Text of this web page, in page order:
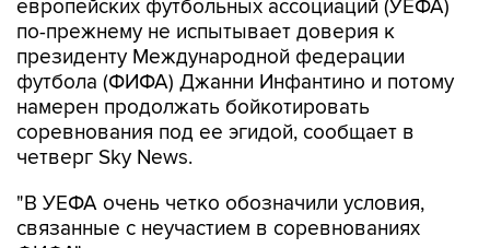
президенту Международной федерации
футбола (ФИФА) Джанни Инфантино и потому
намерен продолжать бойкотировать
соревнования под ее эгидой, сообщает в
четверг Sky News.
"В УЕФА очень четко обозначили условия,
ФИФА", - приводит телеканал выдержки из
заявления европейской организации.